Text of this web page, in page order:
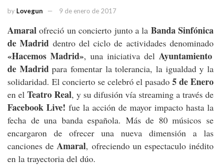
by Lovegun 9 de enero de 2017
Amaral ofreció un concierto junto a la Banda Sinfónica
de Madrid dentro del ciclo de actividades denominado
«Hacemos Madrid», una iniciativa del Ayuntamiento
de Madrid para fomentar la tolerancia, la igualdad y la
solidaridad. El concierto se celebró el pasado 5 de Enero
en el Teatro Real, y su difusión vía streaming a través de
Facebook Live! fue la acción de mayor impacto hasta la
fecha de una banda española. Más de 80 músicos se
encargaron de ofrecer una nueva dimensión a las
canciones de Amaral, ofreciendo un espectaculo inédito
en la trayectoria del dúo.